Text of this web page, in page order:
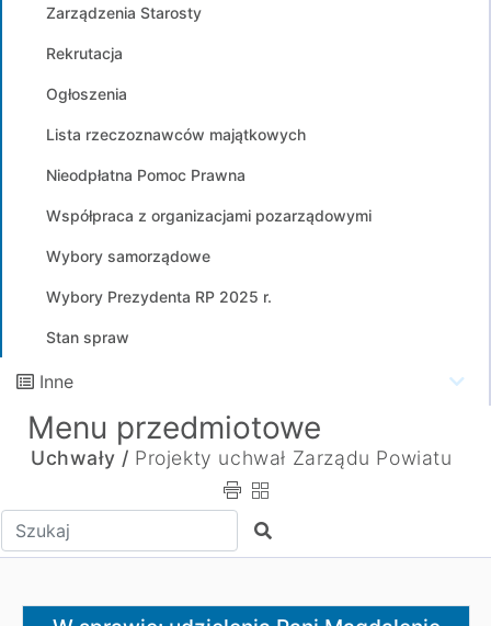
Zarządzenia Starosty
Rekrutacja
Ogłoszenia
Lista rzeczoznawców majątkowych
Nieodpłatna Pomoc Prawna
Współpraca z organizacjami pozarządowymi
Wybory samorządowe
Wybory Prezydenta RP 2025 r.
Stan spraw
Inne
Menu przedmiotowe
Uchwały / Projekty uchwał Zarządu Powiatu
Wpisz tekst do wyszukania Szukaj
W sprawie: udzielenia Pani Magdalenie Sobieskiej-